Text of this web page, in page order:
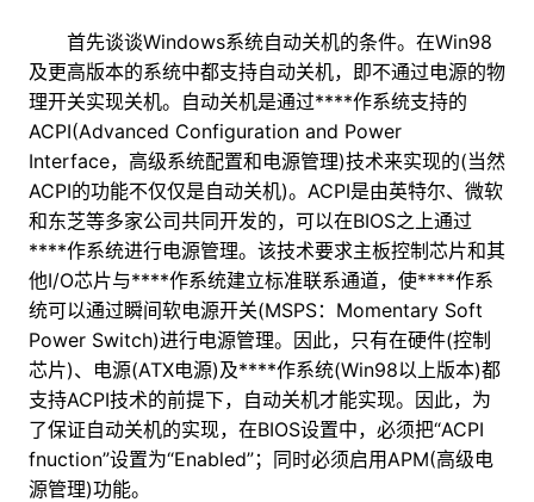
首先谈谈Windows系统自动关机的条件。在Win98
及更高版本的系统中都支持自动关机，即不通过电源的物
理开关实现关机。自动关机是通过****作系统支持的
ACPI(Advanced Configuration and Power
Interface，高级系统配置和电源管理)技术来实现的(当然
ACPI的功能不仅仅是自动关机)。ACPI是由英特尔、微软
和东芝等多家公司共同开发的，可以在BIOS之上通过
****作系统进行电源管理。该技术要求主板控制芯片和其
他I/O芯片与****作系统建立标准联系通道，使****作系
统可以通过瞬间软电源开关(MSPS：Momentary Soft
Power Switch)进行电源管理。因此，只有在硬件(控制
芯片)、电源(ATX电源)及****作系统(Win98以上版本)都
支持ACPI技术的前提下，自动关机才能实现。因此，为
了保证自动关机的实现，在BIOS设置中，必须把“ACPI
fnuction”设置为“Enabled”；同时必须启用APM(高级电
源管理)功能。